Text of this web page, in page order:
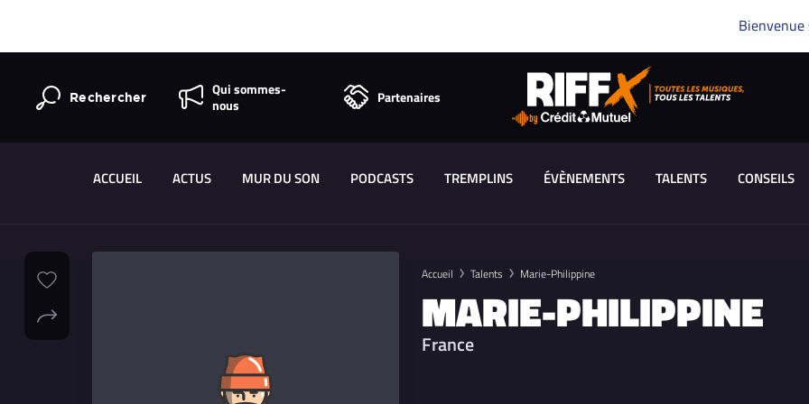
Bienvenue
Rechercher
Qui sommes-
nous
Partenaires
ACCUEIL ACTUS MUR DU SON PODCASTS TREMPLINS ÉVÈNEMENTS TALENTS CONSEILS
Accueil Talents Marie-Philippine
MARIE-PHILIPPINE
France